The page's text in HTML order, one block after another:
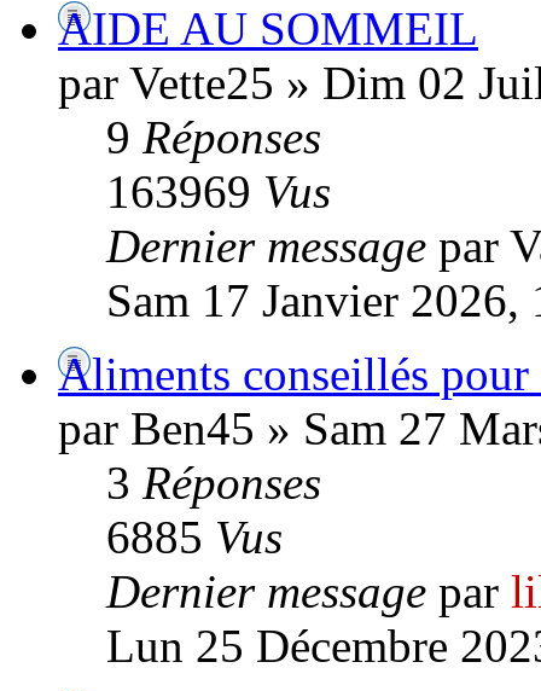
AIDE AU SOMMEIL
par Vette25 » Dim 02
9 Réponses
163969 Vus
Dernier message par
Sam 17 Janvier 2026,
Aliments conseillés
par Ben45 » Sam 27
3 Réponses
6885 Vus
Dernier message par
Lun 25 Décembre